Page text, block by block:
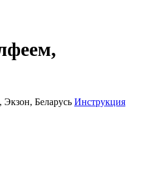
Экзон, Беларусь Инструкция